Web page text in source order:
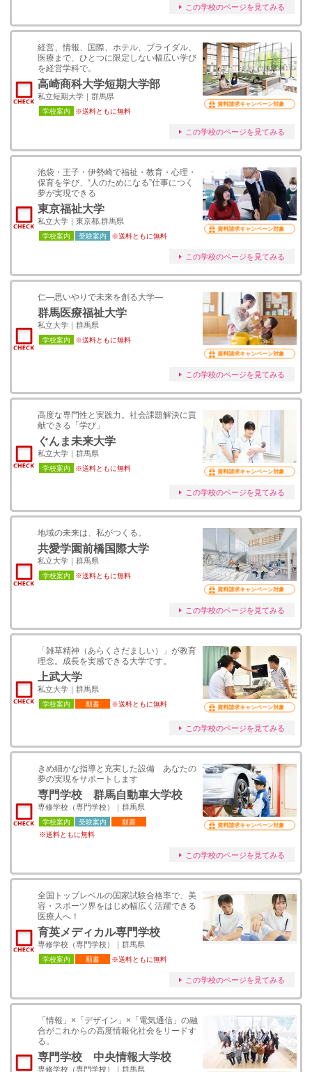
この学校のページを見てみる
経営、情報、国際、ホテル、ブライダル、
医療まで、ひとつに限定しない幅広い学び
を経営学科で。
高崎商科大学短期大学部
私立短期大学｜群馬県
学校案内 ※送料ともに無料
資料請求キャンペーン対象
この学校のページを見てみる
池袋・王子・伊勢崎で福祉・教育・心理・
保育を学び、“人のためになる”仕事につく
夢が実現できる
東京福祉大学
私立大学｜東京都,群馬県
学校案内 受験案内 ※送料ともに無料
資料請求キャンペーン対象
この学校のページを見てみる
仁―思いやりで未来を創る大学―
群馬医療福祉大学
私立大学｜群馬県
学校案内 ※送料ともに無料
資料請求キャンペーン対象
この学校のページを見てみる
高度な専門性と実践力。社会課題解決に貢
献できる「学び」
ぐんま未来大学
私立大学｜群馬県
学校案内 ※送料ともに無料 資料請求キャンペーン対象
この学校のページを見てみる
地域の未来は、私がつくる。
共愛学園前橋国際大学
私立大学｜群馬県
学校案内 ※送料ともに無料
資料請求キャンペーン対象
この学校のページを見てみる
「雑草精神（あらくさだましい）」が教育
理念。成長を実感できる大学です。
上武大学
私立大学｜群馬県
学校案内 願書 ※送料ともに無料 資料請求キャンペーン対象
この学校のページを見てみる
きめ細かな指導と充実した設備 あなたの
夢の実現をサポートします
専門学校 群馬自動車大学校
専修学校（専門学校）｜群馬県
学校案内 受験案内
願書
※送料ともに無料
資料請求キャンペーン対象
この学校のページを見てみる
全国トップレベルの国家試験合格率で、美
容・スポーツ界をはじめ幅広く活躍できる
医療人へ！
育英メディカル専門学校
専修学校（専門学校）｜群馬県
学校案内 願書 ※送料ともに無料
この学校のページを見てみる
「情報」×「デザイン」×「電気通信」の融
合がこれからの高度情報化社会をリードす
る。
専門学校 中央情報大学校
専修学校（専門学校）｜群馬県